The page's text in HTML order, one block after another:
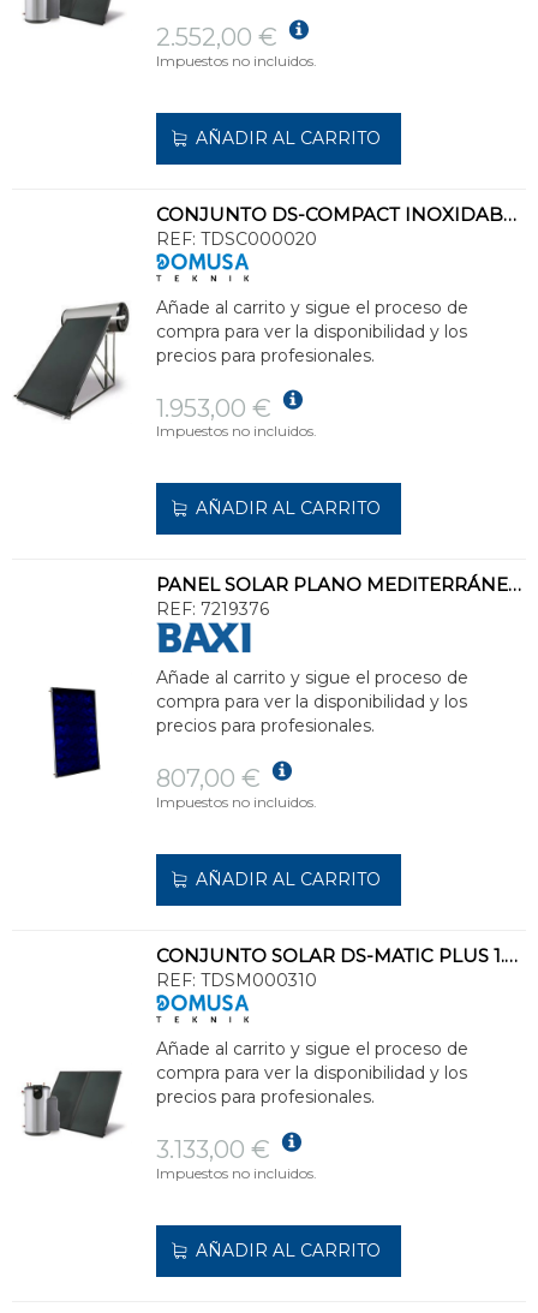
2.552,00 €
Impuestos no incluidos.
AÑADIR AL CARRITO
CONJUNTO DS-COMPACT INOXIDABLE 1200 NT SOLAR CLASE ENERGÉTICA C
REF: TDSC000020
Añade al carrito y sigue el proceso de
compra para ver la disponibilidad y los
precios para profesionales.
1.953,00 €
Impuestos no incluidos.
AÑADIR AL CARRITO
PANEL SOLAR PLANO MEDITERRÁNEO SLIM 250
REF: 7219376
Añade al carrito y sigue el proceso de
compra para ver la disponibilidad y los
precios para profesionales.
807,00 €
Impuestos no incluidos.
AÑADIR AL CARRITO
CONJUNTO SOLAR DS-MATIC PLUS 1.25L 250l CLASE ENERGÉTICA C
REF: TDSM000310
Añade al carrito y sigue el proceso de
compra para ver la disponibilidad y los
precios para profesionales.
3.133,00 €
Impuestos no incluidos.
AÑADIR AL CARRITO